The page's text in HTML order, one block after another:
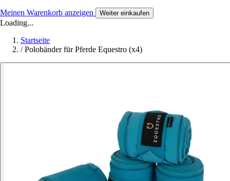
Meinen Warenkorb anzeigen Weiter einkaufen
Loading...
Startseite
/ Polobänder für Pferde Equestro (x4)